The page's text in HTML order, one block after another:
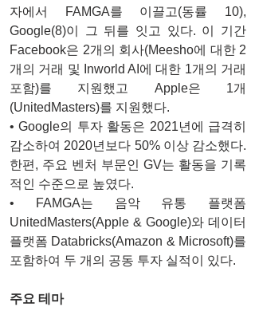
자에서 FAMGA를 이끌고(동률 10),
Google(8)이 그 뒤를 잇고 있다. 이 기간
Facebook은 2개의 회사(Meesho에 대한 2
개의 거래 및 Inworld AI에 대한 1개의 거래
포함)를 지원했고 Apple은 1개
(UnitedMasters)를 지원했다.
• Google의 투자 활동은 2021년에 급격히
감소하여 2020년보다 50% 이상 감소했다.
한편, 주요 벤처 부문인 GV는 활동을 기록
적인 수준으로 높였다.
• FAMGA는 음악 유통 플랫폼
UnitedMasters(Apple & Google)와 데이터
플랫폼 Databricks(Amazon & Microsoft)를
포함하여 두 개의 공동 투자 실적이 있다.
주요 테마